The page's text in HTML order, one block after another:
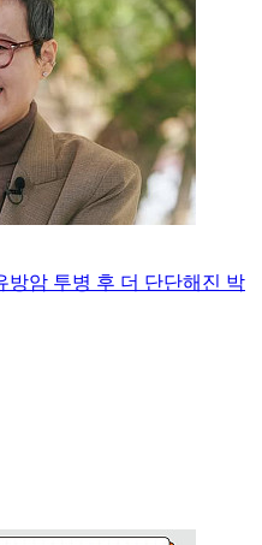
방암 투병 후 더 단단해진 박